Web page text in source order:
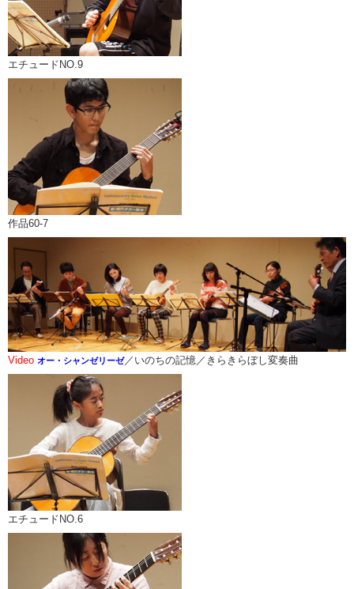
エチュードNO.9
作品60-7
Video オー・シャンゼリーゼ／いのちの記憶／きらきらぼし変奏曲
エチュードNO.6